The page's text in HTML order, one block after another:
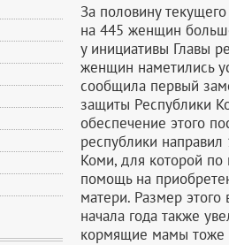
За половину
на 445 женщин
у инициативы Главы
женщин наметились
сообщила первый
защиты Республики
обеспечение этого
республики
Коми, для которой по
помощь на
матери. Размер
начала года также
кормящие мамы тоже